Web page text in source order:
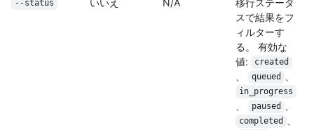
--status
スで結果をフ
ィルターす
る。 有効な
値:
created
queued
in_progress
paused
completed